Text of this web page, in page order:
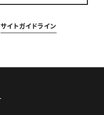
サイトガイドライン